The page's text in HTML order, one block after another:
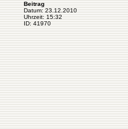
Beitrag
Datum: 23.12.2010
Uhrzeit: 15:32
ID: 41970